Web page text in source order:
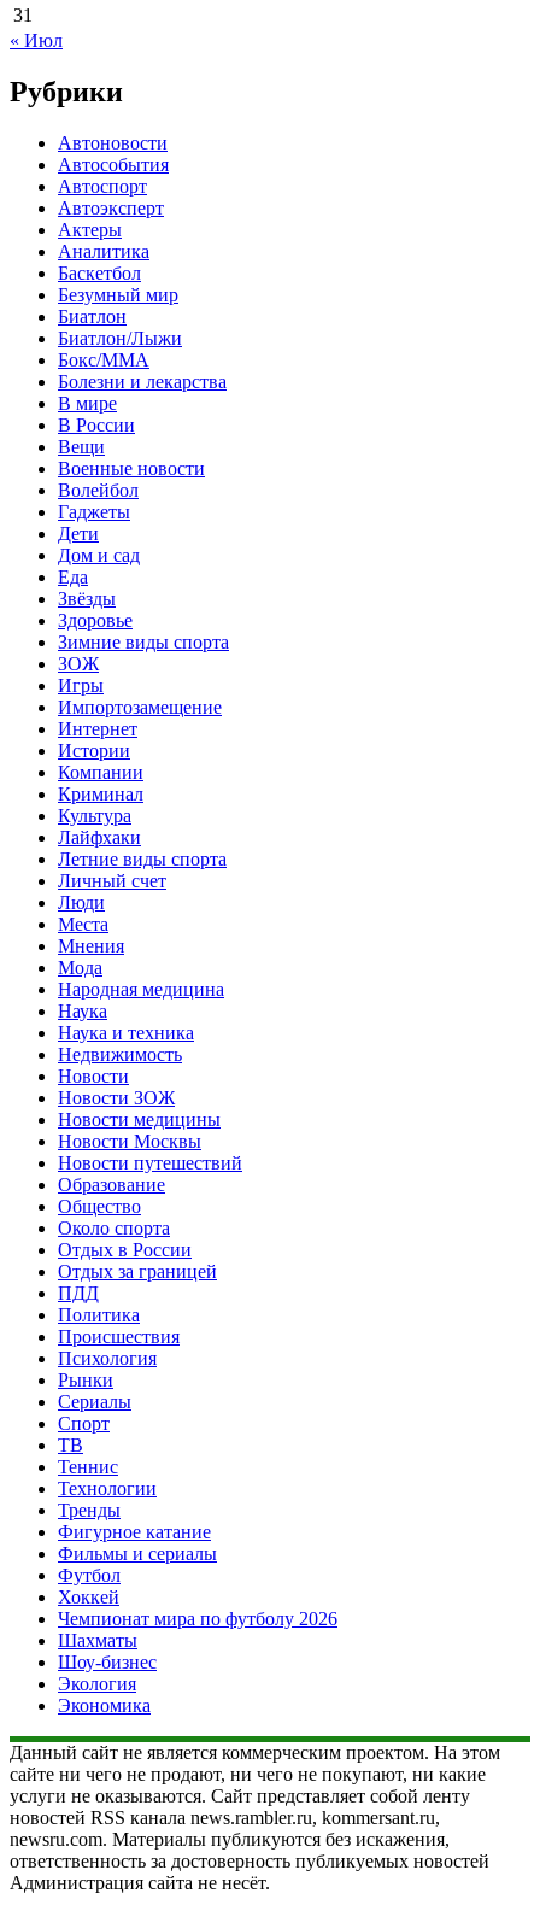
31
« Июл
Рубрики
Автоновости
Автособытия
Автоспорт
Автоэксперт
Актеры
Аналитика
Баскетбол
Безумный мир
Биатлон
Биатлон/Лыжи
Бокс/MMA
Болезни и лекарства
В мире
В России
Вещи
Военные новости
Волейбол
Гаджеты
Дети
Дом и сад
Еда
Звёзды
Здоровье
Зимние виды спорта
ЗОЖ
Игры
Импортозамещение
Интернет
Истории
Компании
Криминал
Культура
Лайфхаки
Летние виды спорта
Личный счет
Люди
Места
Мнения
Мода
Народная медицина
Наука
Наука и техника
Недвижимость
Новости
Новости ЗОЖ
Новости медицины
Новости Москвы
Новости путешествий
Образование
Общество
Около спорта
Отдых в России
Отдых за границей
ПДД
Политика
Происшествия
Психология
Рынки
Сериалы
Спорт
ТВ
Теннис
Технологии
Тренды
Фигурное катание
Фильмы и сериалы
Футбол
Хоккей
Чемпионат мира по футболу 2026
Шахматы
Шоу-бизнес
Экология
Экономика
Данный сайт не является коммерческим проектом. На этом
сайте ни чего не продают, ни чего не покупают, ни какие
услуги не оказываются. Сайт представляет собой ленту
новостей RSS канала news.rambler.ru, kommersant.ru,
newsru.com. Материалы публикуются без искажения,
ответственность за достоверность публикуемых новостей
Администрация сайта не несёт.